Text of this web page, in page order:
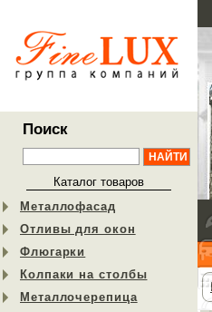
Поиск
Каталог товаров
Металлофасад
Отливы для окон
Флюгарки
Колпаки на столбы
Металлочерепица